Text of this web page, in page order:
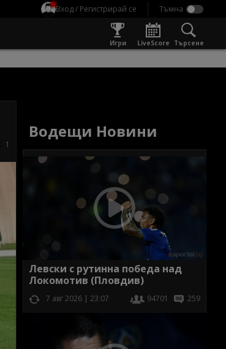
Вход / Регистрирай се
Игри LiveScore Търсене
1
Водещи Новини
Левски с рутинна победа над
Локомотив (Пловдив)
7 авг 2026 | 23:07 94701 259